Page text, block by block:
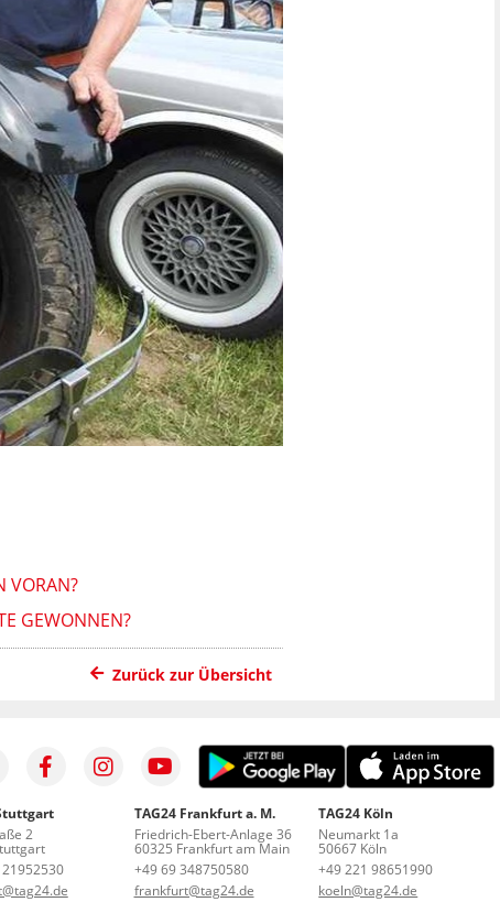
GEWONNEN?
Zurück zur Übersicht
2
TAG24 Frankfurt a. M.
Friedrich-Ebert-Anlage 36
60325 Frankfurt am Main
+49 69 348750580
frankfurt@tag24.de
TAG24 Köln
Neumarkt 1a
50667 Köln
+49 221 98651990
koeln@tag24.de